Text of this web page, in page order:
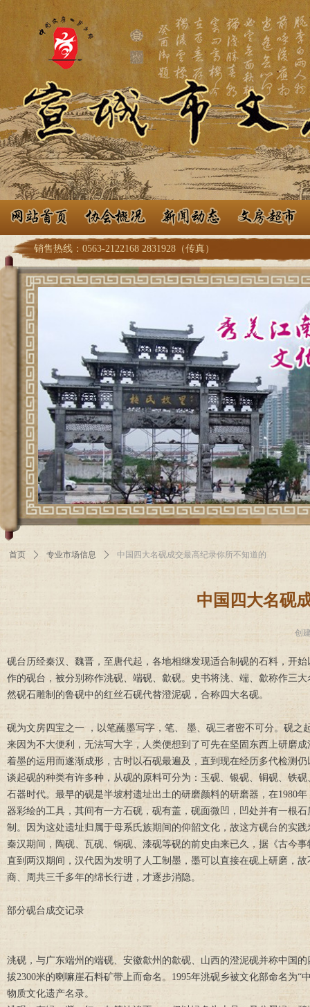
销售热线：0563-2122168 2831928（传真）
中国四大名砚
砚台历经秦汉、魏晋，至唐代起，各地相继发现适合制砚的石料，开
作的砚台，被分别称作洮砚、端砚、歙砚。史书将洮、端、歙称作三
然砚石雕制的鲁砚中的红丝石砚代替澄泥砚，合称四大名砚。
砚为文房四宝之一 ，以笔蘸墨写字，笔、 墨、砚三者密不可分。砚
来因为不大便利，无法写大字，人类便想到了可先在坚固东西上研磨
着墨的运用而遂渐成形，古时以石砚最遍及，直到现在经历多代检测
谈起砚的种类有许多种，从砚的原料可分为：玉砚、银砚、铜砚、铁
石器时代。最早的砚是半坡村遗址出土的研磨颜料的研磨器，在1980
器彩绘的工具，其间有一方石砚，砚有盖，砚面微凹，凹处并有一根
制。因为这处遗址归属于母系氏族期间的仰韶文化，故这方砚台的实
秦汉期间，陶砚、瓦砚、铜砚、漆砚等砚的前史由来已久，据《古今
直到两汉期间，汉代因为发明了人工制墨，墨可以直接在砚上研磨，
商、周共三千多年的绵长行进，才逐步消隐。
部分砚台成交记录
洮砚，与广东端州的端砚、安徽歙州的歙砚、山西的澄泥砚并称中国
拔2300米的喇嘛崖石料矿带上而命名。1995年洮砚乡被文化部命名为
物质文化遗产名录。
创
首页 ꄲ 专业市场信息 ꄲ 中国四大名砚成交最高纪录你所不知道的